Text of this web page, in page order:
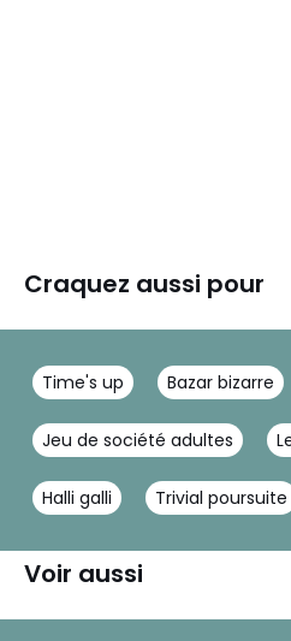
Craquez aussi pour
Time's up Bazar bizarre
Jeu de société adultes
Halli galli Trivial poursuite
Voir aussi